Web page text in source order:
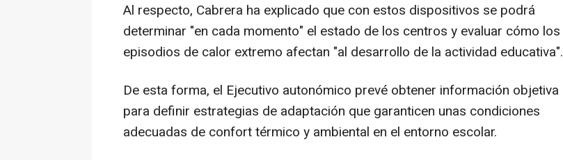
Al respecto, Cabrera ha explicado que con estos dispositivos se podrá
determinar "en cada momento" el estado de los centros y evaluar cómo los
episodios de calor extremo afectan "al desarrollo de la actividad educativa".
De esta forma, el Ejecutivo autonómico prevé obtener información objetiva
para definir estrategias de adaptación que garanticen unas condiciones
adecuadas de confort térmico y ambiental en el entorno escolar.